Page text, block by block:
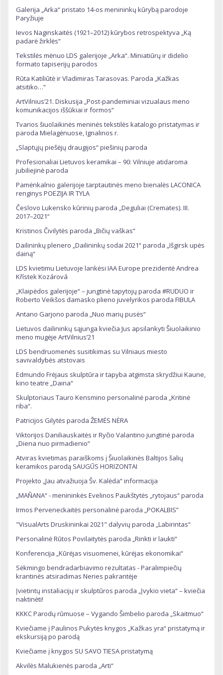
Galerija „Arka“ pristato 14-os menininkų kūrybą parodoje
Paryžiuje
Ievos Naginskaitės (1921–2012) kūrybos retrospektyva „Ką
padarė žirklės“
Tekstilės mėnuo LDS galerijoje „Arka“. Miniatiūrų ir didelio
formato tapiserijų parodos
Rūta Katiliūtė ir Vladimiras Tarasovas. Paroda „Kažkas
atsitiko…“
ArtVilnius’21. Diskusija „Post-pandeminiai vizualaus meno
komunikacijos iššūkiai ir formos“
Tvarios šiuolaikinės meninės tekstilės katalogo pristatymas ir
paroda Mielagėnuose, Ignalinos r.
„Slaptųjų piešėjų draugijos“ piešinių paroda
Profesionaliai Lietuvos keramikai – 90: Vilniuje atidaroma
jubiliejinė paroda
Pamėnkalnio galerijoje tarptautinės meno bienalės LACONICA
renginys POEZIJA IR TYLA
Česlovo Lukensko kūrinių paroda „Deguliai (Cremates). III.
2017–2021“
Kristinos Čivilytės paroda „Bičių vaškas“
Dailininkų plenero „Dailininkų sodai 2021“ paroda „Išgirsk upės
dainą“
LDS kvietimu Lietuvoje lankėsi IAA Europe prezidentė Andrea
Křístek Kozárová
„Klaipėdos galerijoje“ – jungtinė tapytojų paroda #RUDUO ir
Roberto Veikšos damasko plieno juvelyrikos paroda FIBULA
Antano Garjono paroda „Nuo marių pusės“
Lietuvos dailininkų sąjunga kviečia Jus apsilankyti Šiuolaikinio
meno mugėje ArtVilnius’21
LDS bendruomenės susitikimas su Vilniaus miesto
savivaldybės atstovais
Edmundo Frėjaus skulptūra ir tapyba atgimsta skrydžiui Kaune,
kino teatre „Daina“
Skulptoriaus Tauro Kensmino personalinė paroda „Kritinė
riba“.
Patricijos Gilytės paroda ŽEMĖS NĖRA
Viktorijos Daniliauskaitės ir Ryčio Valantino jungtinė paroda
„Diena nuo pirmadienio“
Atviras kvietimas paraiškoms į Šiuolaikinės Baltijos šalių
keramikos parodą SAUGŪS HORIZONTAI
Projekto „Jau atvažiuoja Šv. Kalėda“ informacija
„MAÑANA“ - menininkės Evelinos Paukštytės „rytojaus“ paroda
Irmos Perveneckaitės personalinė paroda „POKALBIS”
"VisualArts Druskininkai 2021" dalyvių paroda „Labirintas“
Personalinė Rūtos Povilaitytės paroda „Rinkti ir laukti“
Konferencija „Kūrėjas visuomenei, kūrėjas ekonomikai“
Sėkmingo bendradarbiavimo rezultatas - Paralimpiečių
krantinės atsiradimas Neries pakrantėje
Įvietintų instaliacijų ir skulptūros paroda „Įvykio vieta“ – kviečia
naktinėti!
KKKC Parodų rūmuose – Vygando Šimbelio paroda „Skaitmuo“
Kviečiame į Paulinos Pukytės knygos „Kažkas yra“ pristatymą ir
ekskursiją po parodą
Kviečiame į knygos SU SAVO TIESA pristatymą
Akvilės Malukienės paroda „Arti“